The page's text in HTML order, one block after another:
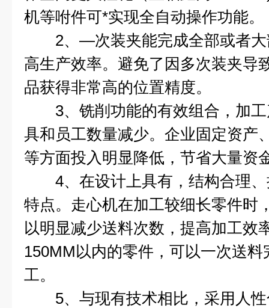
机等咐件可*实现全自动操作功能。
2、—次装夹能完成全部或者大
高生产效率。避免了因多次装夹导
品获得非常高的位置精度。
3、铣削功能的有效组合，加工
具和员工数量减少。企业固定资产
等方面投入明显降低，节省大量资
4、在设计上具有，结构合理、
特点。走心机在加工较细长零件时
以明显减少送料次数，提高加工效
150MM以内的零件，可以一次送
工。
5、与现有技术相比，采用人性